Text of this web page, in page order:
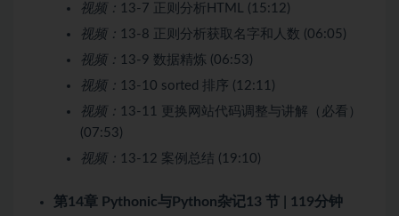
视频： 13-7 正则分析HTML (15:12)
视频： 13-8 正则分析获取名字和人数 (06:05)
视频： 13-9 数据精炼 (06:53)
视频： 13-10 sorted 排序 (12:11)
视频： 13-11 更换网站代码调整与讲解（必看）
(07:53)
视频： 13-12 案例总结 (19:10)
第14章 Pythonic与Python杂记13 节 | 119分钟